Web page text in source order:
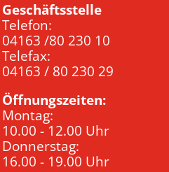
Geschäftsstelle
Telefon:
04163 /80 230 10
Telefax:
04163 / 80 230 29
Öffnungszeiten:
Montag:
10.00 - 12.00 Uhr
Donnerstag:
16.00 - 19.00 Uhr